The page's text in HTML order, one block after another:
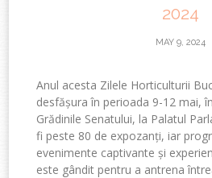
2024
MAY 9, 2024
Anul acesta Zilele Horticulturii
desfășura în perioada 9-12 mai,
Grădinile Senatului, la Palatul
fi peste 80 de expozanți, iar
evenimente captivante și
este gândit pentru a antrena